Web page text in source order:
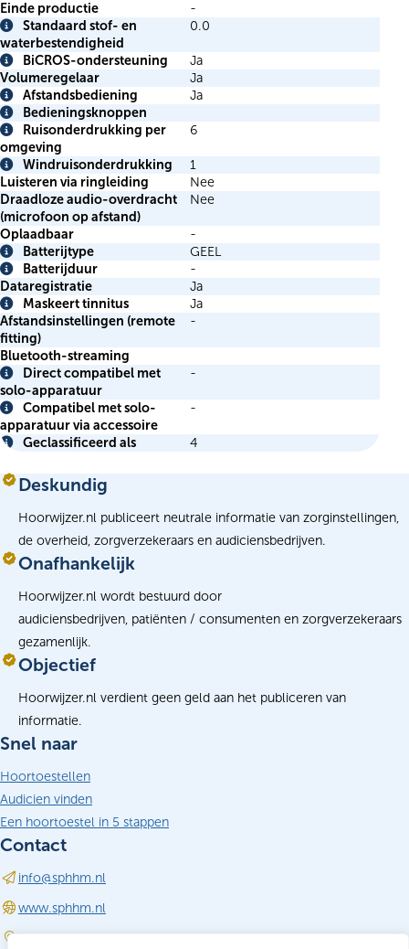
Einde productie
-
Info
Standaard stof- en
waterbestendigheid
0.0
Info
BiCROS-ondersteuning
Ja
Volumeregelaar
Ja
Info
Afstandsbediening Ja
Info
Bedieningsknoppen
Info
Ruisonderdrukking per
omgeving
6
Info
Windruisonderdrukking
1
Luisteren via ringleiding
Nee
Draadloze audio-overdracht
(microfoon op afstand)
Nee
Oplaadbaar -
Info
Batterijtype GEEL
Info
Batterijduur
-
Dataregistratie
Ja
Info
Maskeert tinnitus
Ja
Afstandsinstellingen (remote
fitting)
-
Bluetooth-streaming
Info
Direct compatibel met
solo-apparatuur
-
Info
Compatibel met solo-
apparatuur via accessoire
-
Geclassificeerd als 4
Deskundig
Hoorwijzer.nl publiceert neutrale informatie van zorginstellingen,
de overheid, zorgverzekeraars en audiciensbedrijven.
Onafhankelijk
Hoorwijzer.nl wordt bestuurd door
audiciensbedrijven, patiënten / consumenten en zorgverzekeraars
gezamenlijk.
Objectief
Hoorwijzer.nl verdient geen geld aan het publiceren van
informatie.
Snel naar
Hoortoestellen
Audicien vinden
Een hoortoestel in 5 stappen
Contact
info@sphhm.nl
www.sphhm.nl
Driebergen-Rijsenburg